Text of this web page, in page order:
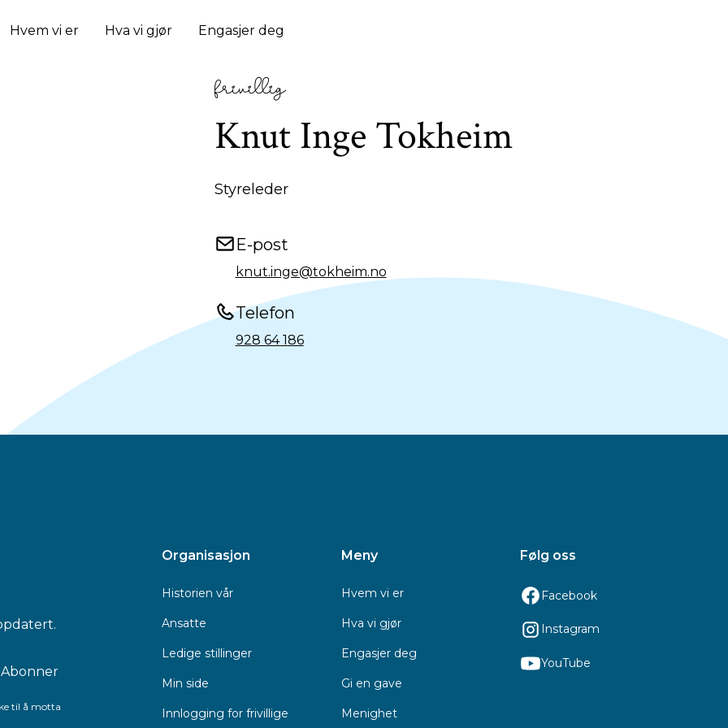
Hvem vi er Hva vi gjør Engasjer deg
frivillig
Knut Inge Tokheim
Styreleder
E-post
knut.inge@tokheim.no
Telefon
928 64 186
til å motta
Organisasjon
Historien vår
Ansatte
Ledige stillinger
Min side
Innlogging for frivillige
Meny
Hvem vi er
Hva vi gjør
Engasjer deg
Gi en gave
Menighet
Følg oss
Facebook
Instagram
YouTube